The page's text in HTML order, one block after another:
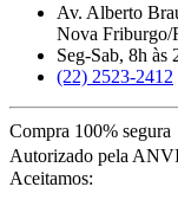
Av. Alberto
Nova Friburgo/
Seg-Sab, 8h às
(22) 2523-2412
Compra 100% segura
Autorizado pela
Aceitamos: